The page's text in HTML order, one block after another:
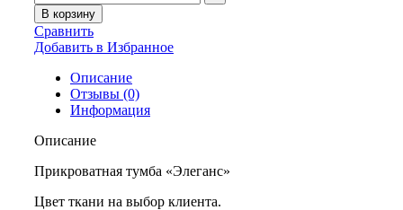
В корзину
Сравнить
Добавить в Избранное
Описание
Отзывы (0)
Информация
Описание
Прикроватная тумба «Элеганс»
Цвет ткани на выбор клиента.